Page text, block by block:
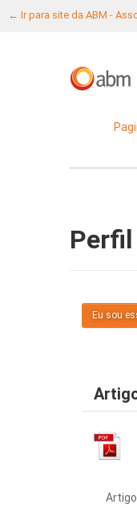
← Ir para site da ABM -
Eu sou